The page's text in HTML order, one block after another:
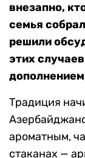
внезапно,
семья
решили
этих
Традиция
ароматным,
стаканах —